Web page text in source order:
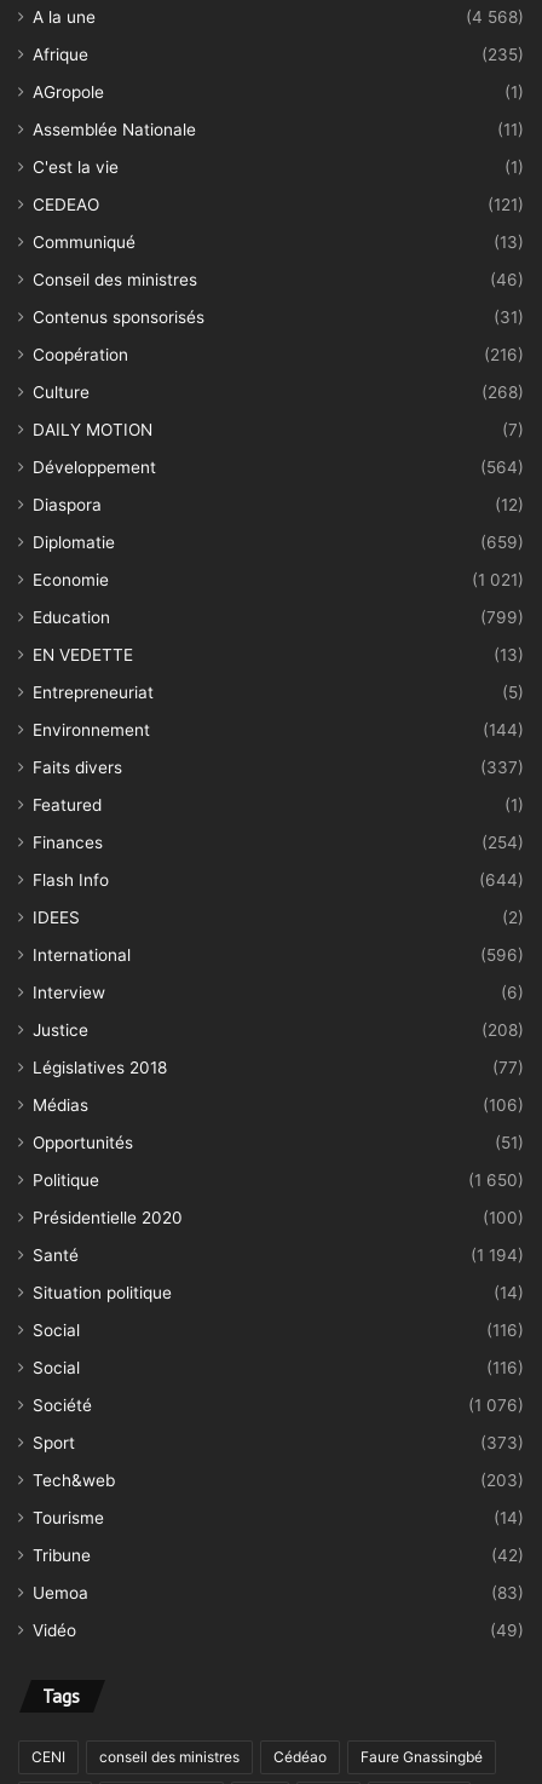
A la une
(4 568)
Afrique
(235)
AGropole
(1)
Assemblée Nationale
(11)
C'est la vie
(1)
CEDEAO
(121)
Communiqué
(13)
Conseil des ministres
(46)
Contenus sponsorisés
(31)
Coopération
(216)
Culture
(268)
DAILY MOTION
(7)
Développement
(564)
Diaspora
(12)
Diplomatie
(659)
Economie
(1 021)
Education
(799)
EN VEDETTE
(13)
Entrepreneuriat
(5)
Environnement
(144)
Faits divers
(337)
Featured
(1)
Finances
(254)
Flash Info
(644)
IDEES
(2)
International
(596)
Interview
(6)
Justice
(208)
Législatives 2018
(77)
Médias
(106)
Opportunités
(51)
Politique
(1 650)
Présidentielle 2020
(100)
Santé
(1 194)
Situation politique
(14)
Social
(116)
Social
(116)
Société
(1 076)
Sport
(373)
Tech&web
(203)
Tourisme
(14)
Tribune
(42)
Uemoa
(83)
Vidéo
(49)
Tags
CENI conseil des ministres Cédéao Faure Gnassingbé